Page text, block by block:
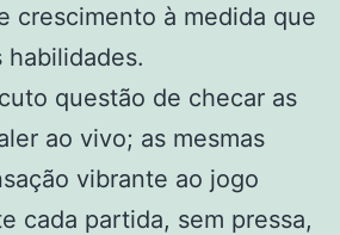
crescimento à medida que
habilidades.
questão de checar as
ao vivo; as mesmas
vibrante ao jogo
cada partida, sem pressa,